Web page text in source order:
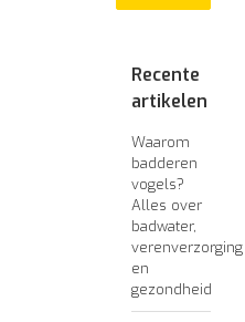
Recente
artikelen
Waarom
badderen
vogels?
Alles over
badwater,
verenverzorging
en
gezondheid